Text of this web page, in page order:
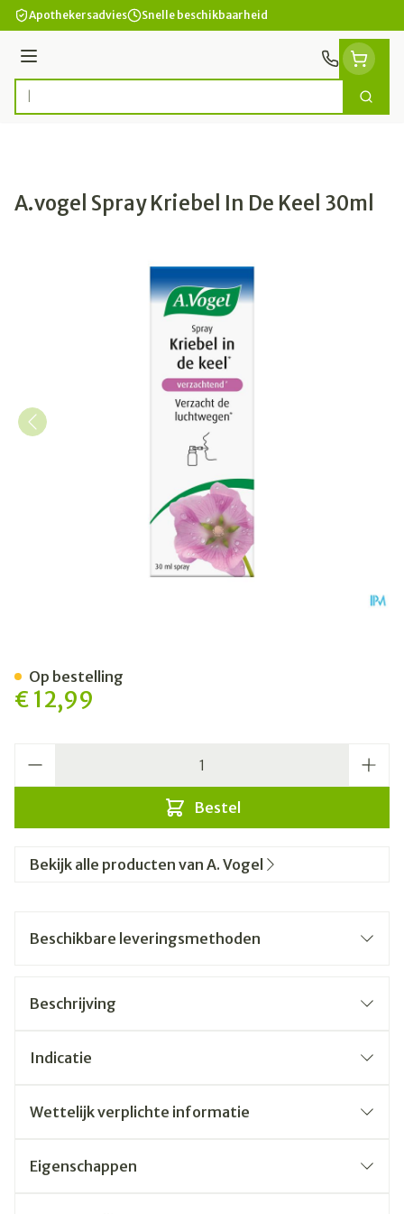
Ga naar de inhoud
Apothekersadvies Snelle beschikbaarheid
Menu
Product, merk, categorie... Zoek
A.vogel Spray Kriebel In De Keel 30ml
€ 12,99
Bestel
Op bestelling
Bekijk alle producten van A. Vogel
Beschikbare leveringsmethoden
Beschrijving
Indicatie
Wettelijk verplichte informatie
Eigenschappen